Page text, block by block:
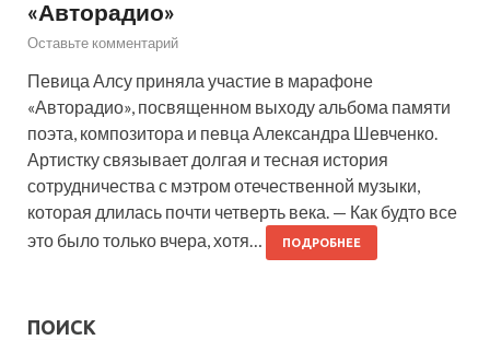
«Авторадио»
Оставьте комментарий
Певица Алсу приняла участие в марафоне
«Авторадио», посвященном выходу альбома памяти
поэта, композитора и певца Александра Шевченко.
Артистку связывает долгая и тесная история
сотрудничества с мэтром отечественной музыки,
которая длилась почти четверть века. — Как будто все
это было только вчера, хотя…
ПОДРОБНЕЕ
ПОИСК